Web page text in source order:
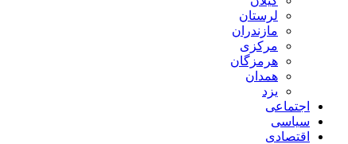
لرستان
مازندران
مرکزی
هرمزگان
همدان
یزد
اجتماعی
سیاسی
اقتصادی